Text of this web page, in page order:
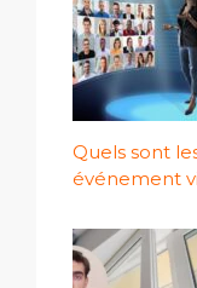
Quels sont
événement